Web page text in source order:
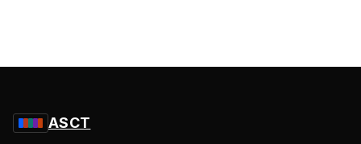
ASCT